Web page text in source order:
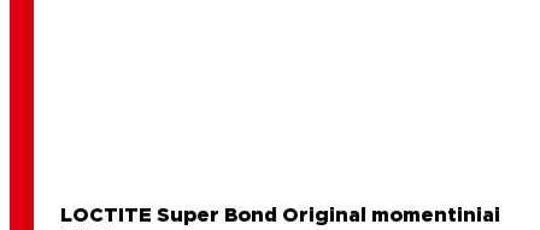
LOCTITE Super Bond Original momentiniai